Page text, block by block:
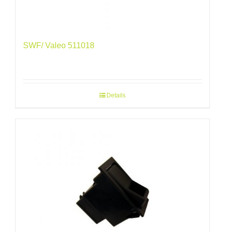
SWF/ Valeo 511018
Details